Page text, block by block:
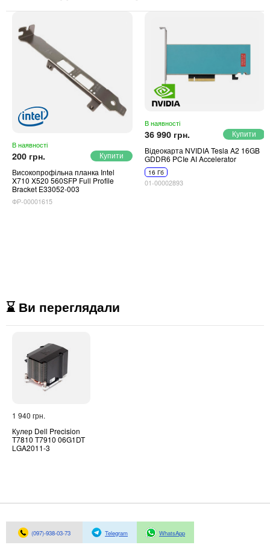
В наявності
200 грн.
Високопрофільна планка Intel
X710 X520 560SFP Full Profile
Bracket E33052-003
ФР-00001615
В наявності
36 990 грн.
Відеокарта NVIDIA Tesla A2 16GB
GDDR6 PCIe AI Accelerator
16 Гб
01-00002893
⌛ Ви переглядали
1 940 грн.
Кулер Dell Precision
T7810 T7910 06G1DT
LGA2011-3
(097)-938-03-73 Telegram WhatsApp